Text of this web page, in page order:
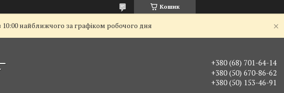
Кошик
найближчого за графіком робочого дня
+380 (68) 701-64-14
+380 (50) 670-86-62
+380 (50) 153-46-91